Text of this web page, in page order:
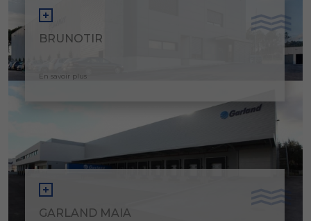
BRUNOTIR
En savoir plus
GARLAND MAIA